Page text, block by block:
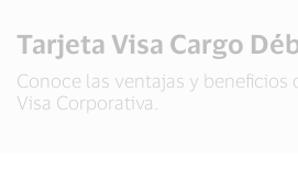
Tarjeta Visa Cargo
Conoce las ventajas y beneficios
Visa Corporativa.